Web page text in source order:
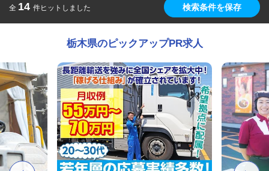
全 14 件ヒットしました 検索条件を保存
栃木県のピックアップPR求人